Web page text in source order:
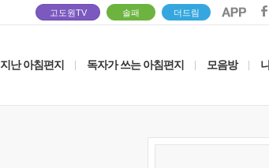
고도원TV 솔패 더드림
지난 아침편지 독자가 쓰는 아침편지 모음방